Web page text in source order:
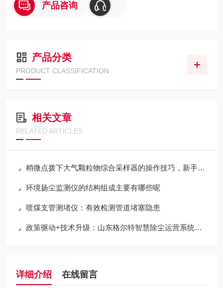
产品咨询
产品分类
PRODUCT CLASSIFICATION
相关文章
RELATED ARTICLES
稍微点拨下大气颗粒物综合采样器的操作技巧，新手就能很好的使用了
环境扬尘监测仪的结构组成主要有哪些呢
喷煤支管测堵仪：有效检测管道堵塞隐患
政策驱动+技术升级：山东格尔特智慧除尘运营系统助力企业智慧升级
详细介绍 在线留言